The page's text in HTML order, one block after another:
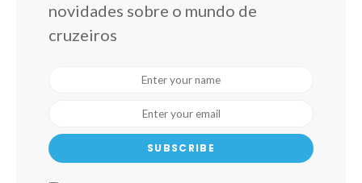
novidades sobre o mundo de
cruzeiros
SUBSCRIBE